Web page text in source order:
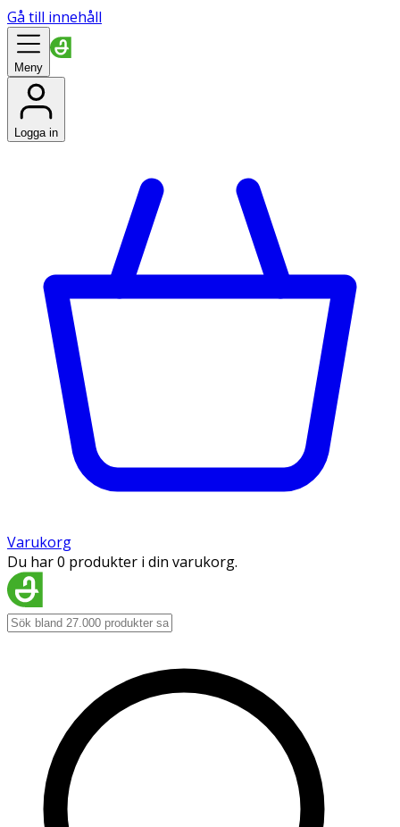
Gå till innehåll
Meny
Logga in
Varukorg
Du har 0 produkter i din varukorg.